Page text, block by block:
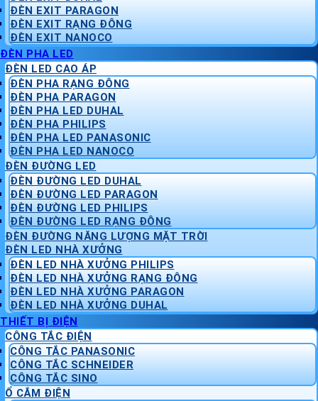
ĐÈN EXIT PARAGON
ĐÈN EXIT RẠNG ĐÔNG
ĐÈN EXIT NANOCO
ĐÈN PHA LED
ĐÈN LED CAO ÁP
ĐÈN PHA RẠNG ĐÔNG
ĐÈN PHA PARAGON
ĐÈN PHA LED DUHAL
ĐÈN PHA PHILIPS
ĐÈN PHA LED PANASONIC
ĐÈN PHA LED NANOCO
ĐÈN ĐƯỜNG LED
ĐÈN ĐƯỜNG LED DUHAL
ĐÈN ĐƯỜNG LED PARAGON
ĐÈN ĐƯỜNG LED PHILIPS
ĐÈN ĐƯỜNG LED RẠNG ĐÔNG
ĐÈN ĐƯỜNG NĂNG LƯỢNG MẶT TRỜI
ĐÈN LED NHÀ XƯỞNG
ĐÈN LED NHÀ XƯỞNG PHILIPS
ĐÈN LED NHÀ XƯỞNG RẠNG ĐÔNG
ĐÈN LED NHÀ XƯỞNG PARAGON
ĐÈN LED NHÀ XƯỞNG DUHAL
THIẾT BỊ ĐIỆN
CÔNG TẮC ĐIỆN
CÔNG TẮC PANASONIC
CÔNG TẮC SCHNEIDER
CÔNG TẮC SINO
Ổ CẮM ĐIỆN